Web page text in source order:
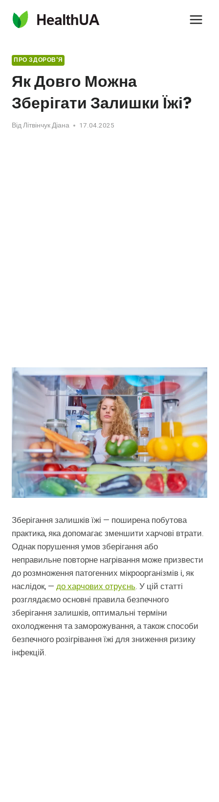
вмісту
ПРО ЗДОРОВ'Я
Як Довго Можна
Зберігати Залишки Їжі?
ВідЛітвінчук Діана 17.04.2025
Зберігання залишків їжі — поширена побутова
практика, яка допомагає зменшити харчові втрати.
Однак порушення умов зберігання або
неправильне повторне нагрівання може призвести
до розмноження патогенних мікроорганізмів і, як
наслідок, — до харчових отруєнь. У цій статті
розглядаємо основні правила безпечного
зберігання залишків, оптимальні терміни
охолодження та заморожування, а також способи
безпечного розігрівання їжі для зниження ризику
інфекцій.